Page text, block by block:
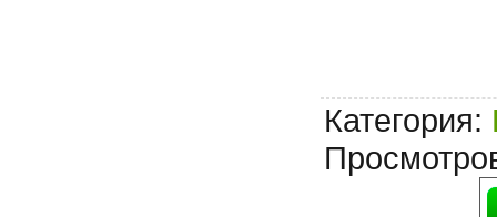
Категория: